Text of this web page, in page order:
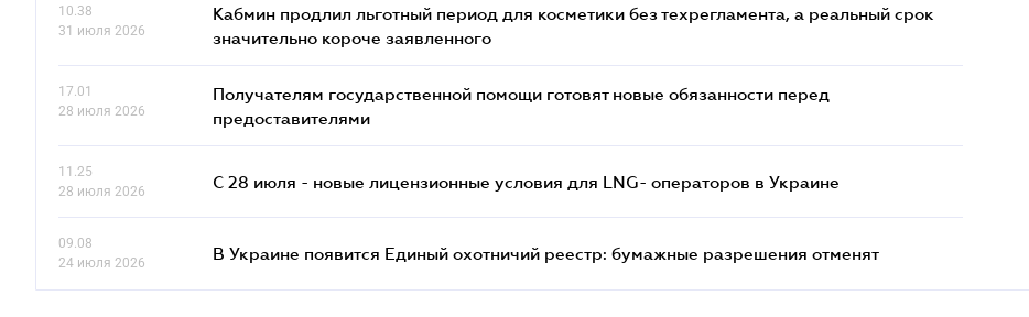
10.38
31 июля 2026
Кабмин продлил льготный период для косметики без техрегламента, а реальный срок
значительно короче заявленного
17.01
28 июля 2026
Получателям государственной помощи готовят новые обязанности перед
предоставителями
11.25
28 июля 2026
С 28 июля - новые лицензионные условия для LNG- операторов в Украине
09.08
24 июля 2026
В Украине появится Единый охотничий реестр: бумажные разрешения отменят